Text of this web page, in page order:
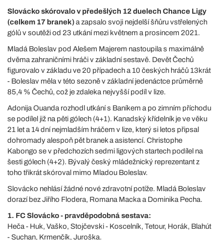
Slovácko skórovalo v předešlých 12 duelech Chance Ligy
(celkem 17 branek)a zapsalo svoji nejdelší šňůru vstřelených
gólů v soutěži od 23 utkání mezi květnem a prosincem 2021.
Mladá Boleslav pod Alešem Majerem nastoupila s maximálně
dvěma zahraničními hráči v základní sestavě. Devět Čechů
figurovalo v základu ve 20 případech a 10 českých hráčů 13krát
- Boleslav měla v této sezoně v základní jedenáctce průměrně
85,4 % Čechů, což je zdaleka nejvyšší podíl v lize.
Adonija Ouanda rozhodl utkání s Baníkem a po zimním příchodu
se podílel již na pěti gólech (4+1). Kanadský křídelník je ve věku
21 let a 14 dní nejmladším hráčem v lize, který si letos připsal
dohromady alespoň pět branek a asistencí. Christophe
Kabongo se v předchozích sedmi ligových startech podílel na
šesti gólech (4+2). Bývalý český mládežnický reprezentant z
toho třikrát skóroval mimo Mladou Boleslav.
Slovácko nehlásí žádné nové zdravotní potíže. Mladá Boleslav
dorazí bez Jiřího Flodera, Romana Macka a Dominika Pecha.
1. FC Slovácko - pravděpodobná sestava:
Heča - Huk, Vaško, Stojčevski - Koscelník, Tetour, Horák, Blahút
- Suchan, Krmenčík, Juroška.